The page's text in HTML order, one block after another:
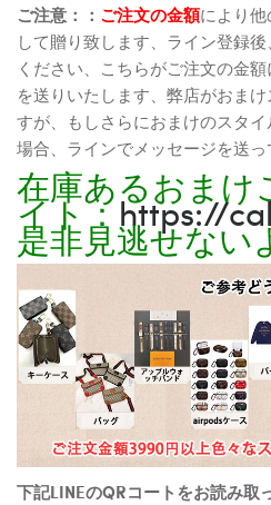
ご注意：： ご注文の金額により
して贈り致します、ライン登録
ください、こちらがご注文の金
を送りいたします、弊店がおま
すが、もしさらにおまけのスタ
場合、ラインでメッセージを送
在庫あるおまけ
イト：https://
是非見逃せない
下記LINEのQRコートをお読み取